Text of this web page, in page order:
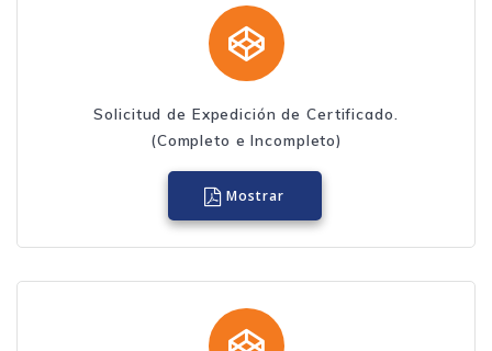
Solicitud de Expedición de Certificado.
(Completo e Incompleto)
Mostrar